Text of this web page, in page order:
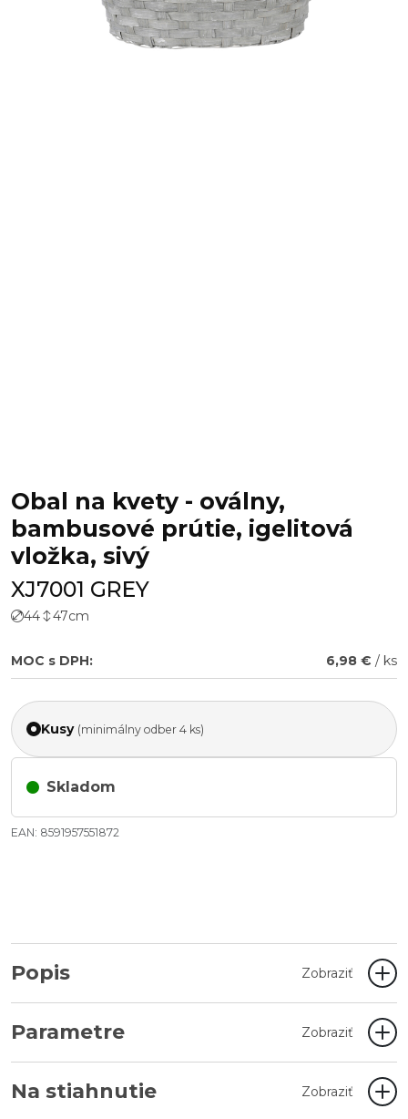
Obal na kvety - oválny,
bambusové prútie, igelitová
vložka, sivý
XJ7001 GREY
44 47cm
MOC s DPH: 6,98 € / ks
Kusy (minimálny odber 4 ks)
Skladom
EAN: 8591957551872
Popis Zobraziť
Parametre Zobraziť
Na stiahnutie Zobraziť